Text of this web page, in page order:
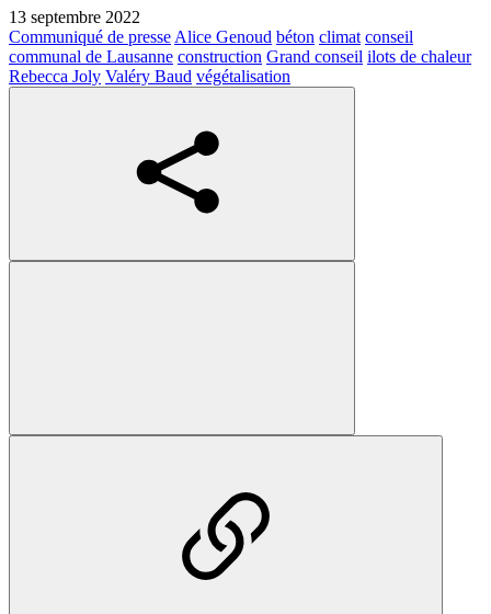
13 septembre 2022
Communiqué de presseAlice Genoud béton climat conseil
communal de Lausanne construction Grand conseil ilots de chaleur
Rebecca Joly Valéry Baud végétalisation